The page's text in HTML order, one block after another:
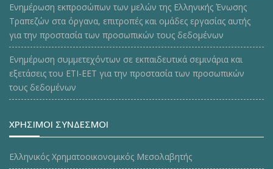
Ενημέρωση εκπροσώπων των μελών της Ελληνικής Ένωσης
Τραπεζών στα όργανα, επιτροπές και ομάδες εργασίας αυτής
για την προστασία των προσωπικών τους δεδομένων
Ενημέρωση συμμετεχόντων σε εκπαιδευτικά σεμινάρια και
εξετάσεις του ΕΤΙ-ΕΕΤ για την προστασία των προσωπικών
τους δεδομένων
ΧΡΗΣΙΜΟΙ ΣΥΝΔΕΣΜΟΙ
Ελληνικός Χρηματοοικονομικός Μεσολαβητής